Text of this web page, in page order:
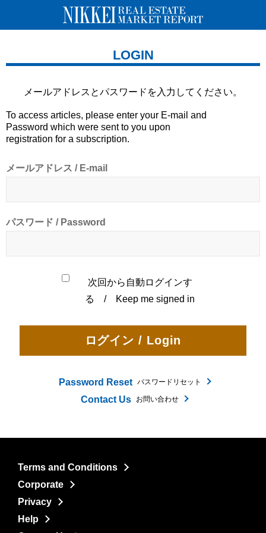
LOGIN
メールアドレスとパスワードを 入力してください。
To access articles, please enter your E-mail and
Password which were sent to you upon
registration for a subscription.
メールアドレス / E-mail
パスワード / Password
次回から自動ログインす
る / Keep me signed in
Password Reset パスワードリセット
Contact Us お問い合わせ
Terms and Conditions
Corporate
Privacy
Help